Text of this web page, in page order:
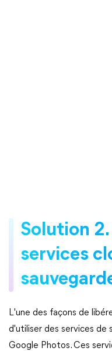
Solution
services
L'une des façons de
d'utiliser des services de
Google Photos. Ces